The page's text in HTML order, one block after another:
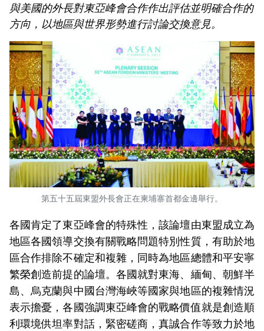
與美國的外長對東亞峰會合作作出評估並明確合作的
方向，以地區與世界形勢進行討論交換意見。
第五十五屆東盟外長會正在柬埔寨首都金邊舉行。
各國肯定了東亞峰會的特殊性，該論壇由東盟成立為
地區各國領導交換有關戰略問題特別性質，有助於地
區合作排除不確定和複雜，同時為地區總體和平安寧
繁榮創造前提的論壇。各國就對東海、緬甸、朝鮮半
島、烏克蘭與中國台灣海峽等國家與地區的複雜情況
表示擔憂，各國強調東亞峰會的戰略價值就是創造順
利環境供坦率對話，緊密磋商，真誠合作等致力於地